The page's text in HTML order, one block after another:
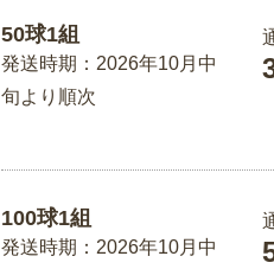
50球1組
発送時期：2026年10月中
旬より順次
100球1組
発送時期：2026年10月中